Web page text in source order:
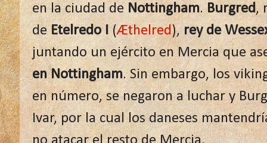
en la ciudad de Nottingham. Burgred,
deEtelredo I(Æthelred), rey de
juntando un ejército en Mercia que
en Nottingham. Sin embargo, los
en número, se negaron a luchar y
Ivar, por la cual los daneses